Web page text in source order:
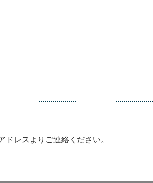
レスよりご連絡ください。